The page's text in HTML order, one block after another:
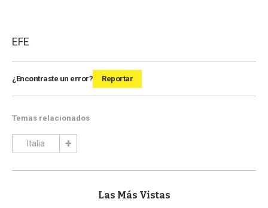
EFE
¿Encontraste un error? Reportar
Temas relacionados
Italia
Las Más Vistas